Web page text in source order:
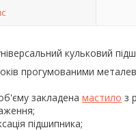
кульковий
прогумованими
закладена мастило з
підшипника;